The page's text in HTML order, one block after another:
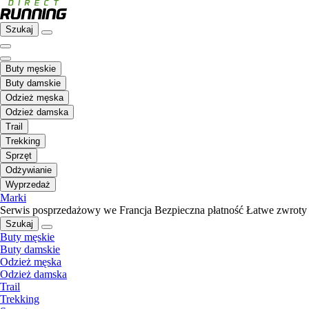
Szukaj
Buty męskie
Buty damskie
Odzież męska
Odzież damska
Trail
Trekking
Sprzęt
Odżywianie
Wyprzedaż
Marki
Serwis posprzedażowy we Francja Bezpieczna płatność Łatwe zwroty
Szukaj
Buty męskie
Buty damskie
Odzież męska
Odzież damska
Trail
Trekking